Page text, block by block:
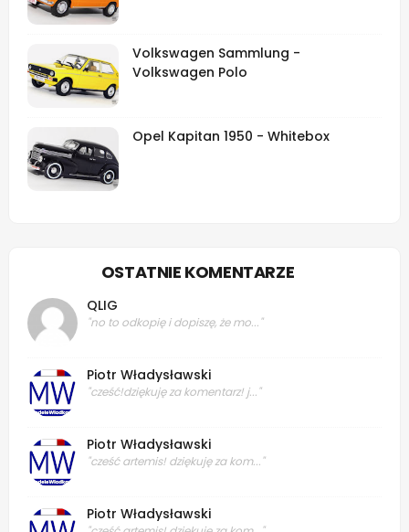
Volkswagen Sammlung -
Volkswagen Polo
Opel Kapitan 1950 - Whitebox
OSTATNIE KOMENTARZE
QLIG
"no to odkopię i dopiszę, że mo..."
Piotr Władysławski
"cześć!dziękuję za komentarz! j..."
Piotr Władysławski
"cześć artemis! dziękuję za kom..."
Piotr Władysławski